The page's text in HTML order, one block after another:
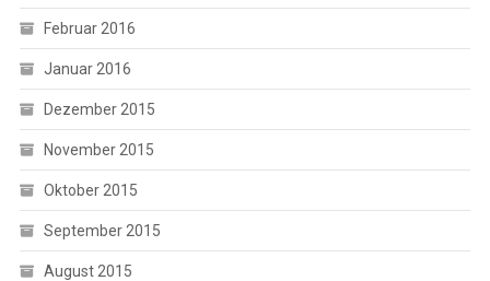
Februar 2016
Januar 2016
Dezember 2015
November 2015
Oktober 2015
September 2015
August 2015